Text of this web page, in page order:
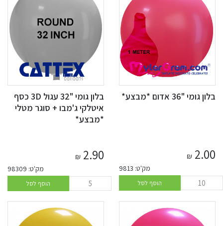
בלון גומי "36 אדום *מבצע*
2.00
₪
מק'ט: 9813
הוסף לסל
בלון גומי "32 עגול 3D כסף
איטלקי ג'מבו + סוגר מטלי
*מבצע*
2.90
₪
מק'ט: 98309
הוסף לסל